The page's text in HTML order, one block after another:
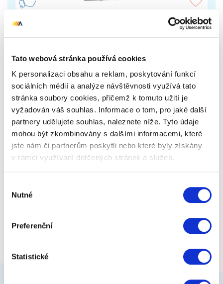
Tato webová stránka používá cookies
K personalizaci obsahu a reklam, poskytování funkcí
sociálních médií a analýze návštěvnosti využívá tato
stránka soubory cookies, přičemž k tomuto užití je
vyžadován váš souhlas. Informace o tom, pro jaké další
partnery udělujete souhlas, naleznete níže. Tyto údaje
mohou být zkombinovány s dalšími informacemi, které
jste nám či partnerům poskytli nebo které byly získány
v rámci využívání dotčených stránek a služeb.
souhlasu
Nutné
Preferenční
Statistické
barvu
449 Kč Zobrazit více